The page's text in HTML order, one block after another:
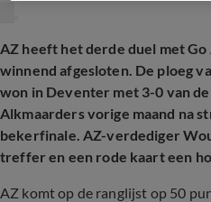
AZ heeft het derde duel met Go
winnend afgesloten. De ploeg
won in Deventer met 3-0 van
Alkmaarders vorige maand na
bekerfinale. AZ-verdediger
treffer en een rode kaart een
AZ komt op de ranglijst op 50